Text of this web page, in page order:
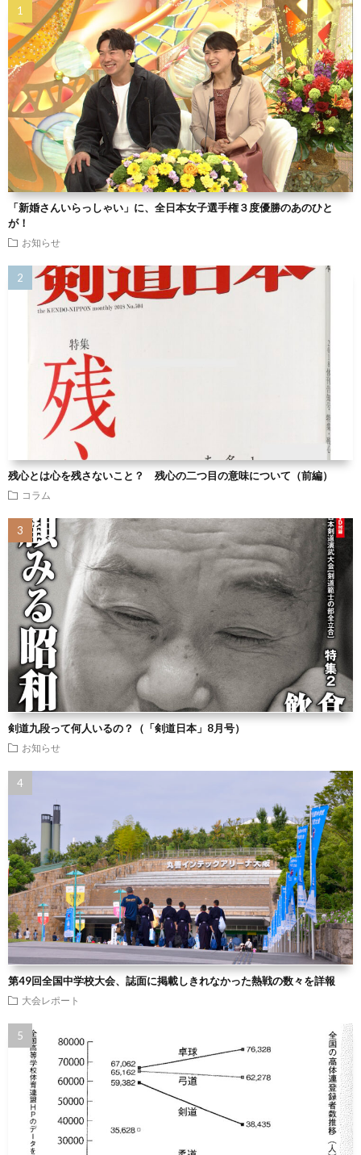
「新婚さんいらっしゃい」に、全日本女子選手権３度優勝のあのひと
が！
お知らせ
残心とは心を残さないこと？ 残心の二つ目の意味について（前編）
コラム
剣道九段って何人いるの？（「剣道日本」8月号）
お知らせ
第49回全国中学校大会、誌面に掲載しきれなかった熱戦の数々を詳報
大会レポート